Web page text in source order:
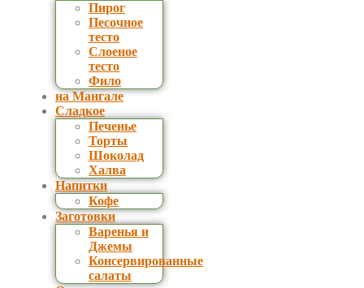
Пирог
Песочное
тесто
Слоеное
тесто
Фило
на Мангале
Сладкое
Печенье
Торты
Шоколад
Халва
Напитки
Кофе
Заготовки
Варенья и
Джемы
Консервированные
салаты